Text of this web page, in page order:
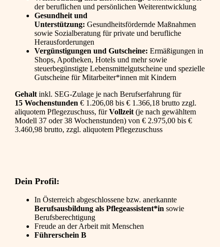
der beruflichen und persönlichen Weiterentwicklung
Gesundheit und
Unterstützung: Gesundheitsfördernde Maßnahmen
sowie Sozialberatung für private und berufliche
Herausforderungen
Vergünstigungen und Gutscheine: Ermäßigungen in
Shops, Apotheken, Hotels und mehr sowie
steuerbegünstigte Lebensmittelgutscheine und spezielle
Gutscheine für Mitarbeiter*innen mit Kindern
Gehalt inkl. SEG-Zulage je nach Berufserfahrung für
15 Wochenstunden € 1.206,08 bis € 1.366,18 brutto zzgl.
aliquotem Pflegezuschuss, fürVollzeit (je nach gewähltem
Modell 37 oder 38 Wochenstunden) von € 2.975,00 bis €
3.460,98 brutto, zzgl. aliquotem Pflegezuschuss
Dein Profil:
In Österreich abgeschlossene bzw. anerkannte
Berufsausbildung als Pflegeassistent*in sowie
Berufsberechtigung
Freude an der Arbeit mit Menschen
Führerschein B